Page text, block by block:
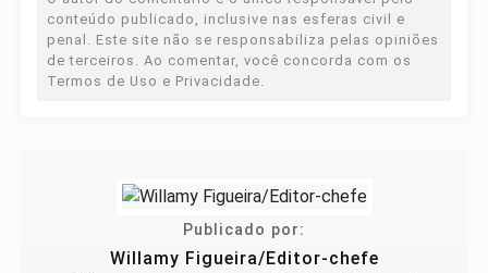
conteúdo publicado, inclusive nas esferas civil e
penal. Este site não se responsabiliza pelas opiniões
de terceiros. Ao comentar, você concorda com os
Termos de Uso e Privacidade.
Publicado por:
Willamy Figueira/Editor-chefe